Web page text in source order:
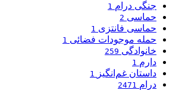
جنگی درام 1
حماسی 2
حماسی فانتزی 1
حمله موجودات فضائی 1
خانوادگی 259
دارم 1
داستان غم‌انگیز 1
درام 2471